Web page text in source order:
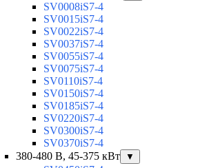
SV0008iS7-4
SV0015iS7-4
SV0022iS7-4
SV0037iS7-4
SV0055iS7-4
SV0075iS7-4
SV0110iS7-4
SV0150iS7-4
SV0185iS7-4
SV0220iS7-4
SV0300iS7-4
SV0370iS7-4
380-480 В, 45-375 кВт
▼